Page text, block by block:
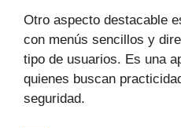
Otro aspecto destacable
con menús sencillos y
tipo de usuarios. Es una
quienes buscan
seguridad.